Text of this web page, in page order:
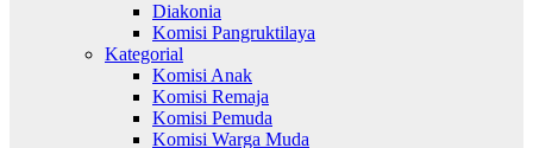
Diakonia
Komisi Pangruktilaya
Kategorial
Komisi Anak
Komisi Remaja
Komisi Pemuda
Komisi Warga Muda